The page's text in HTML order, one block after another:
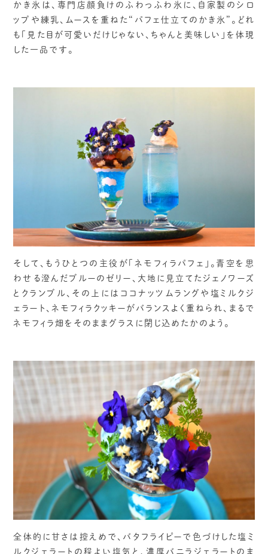
かき氷は、専門店顔負けのふわっふわ氷に、自家製のシロ
ップや練乳、ムースを重ねた“パフェ仕立てのかき氷”。どれ
も「見た目が可愛いだけじゃない、ちゃんと美味しい」を体現
した一品です。
そして、もうひとつの主役が「ネモフィラパフェ」。青空を思
わせる澄んだブルーのゼリー、大地に見立てたジェノワーズ
とクランブル、その上にはココナッツムラングや塩ミルクジ
ェラート、ネモフィラクッキーがバランスよく重ねられ、まるで
ネモフィラ畑をそのままグラスに閉じ込めたかのよう。
全体的に甘さは控えめで、バタフライピーで色づけした塩ミ
ルクジェラートの程よい塩気と、濃厚バニラジェラートのま